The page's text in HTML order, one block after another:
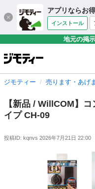
アプリならお
インストール
地元の掲
ジモティー 売ります・あげ
【新品 / WillCOM】
イプ CH-09
投稿ID: kqnvs 2026年7月21日 22:00